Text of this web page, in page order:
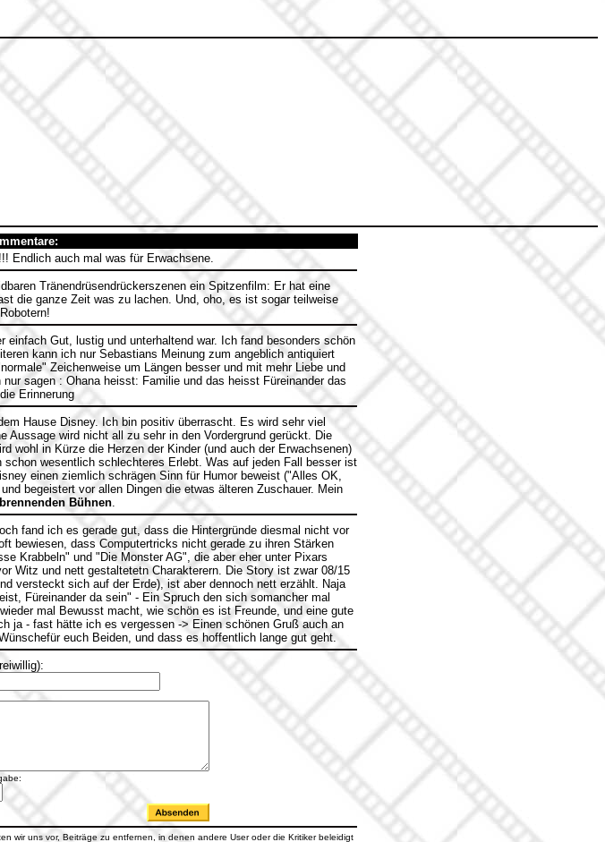
Endlich auch mal was für Erwachsene.
Tränendrüsendrückerszenen ein Spitzenfilm: Er hat eine
die ganze Zeit was zu lachen. Und, oho, es ist sogar teilweise
Gut, lustig und unterhaltend war. Ich fand besonders schön
kann ich nur Sebastians Meinung zum angeblich antiquiert
Zeichenweise um Längen besser und mit mehr Liebe und
sagen : Ohana heisst: Familie und das heisst Füreinander das
Erinnerung
Hause Disney. Ich bin positiv überrascht. Es wird sehr viel
wird nicht all zu sehr in den Vordergrund gerückt. Die
wohl in Kürze die Herzen der Kinder (und auch der Erwachsenen)
wesentlich schlechteres Erlebt. Was auf jeden Fall besser ist
einen ziemlich schrägen Sinn für Humor beweist ("Alles OK,
begeistert vor allen Dingen die etwas älteren Zuschauer. Mein
Bühnen.
fand ich es gerade gut, dass die Hintergründe diesmal nicht vor
bewiesen, dass Computertricks nicht gerade zu ihren Stärken
Krabbeln" und "Die Monster AG", die aber eher unter Pixars
Witz und nett gestaltetetn Charakterern. Die Story ist zwar 08/15
versteckt sich auf der Erde), ist aber dennoch nett erzählt. Naja
Füreinander da sein" - Ein Spruch den sich somancher mal
mal Bewusst macht, wie schön es ist Freunde, und eine gute
ja - fast hätte ich es vergessen -> Einen schönen Gruß auch an
euch Beiden, und dass es hoffentlich lange gut geht.
wir uns vor, Beiträge zu entfernen, in denen andere User oder die Kritiker beleidigt